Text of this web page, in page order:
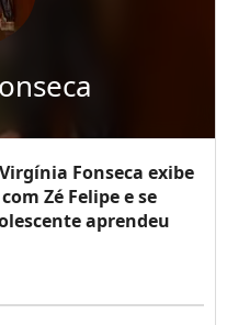
Fonseca exibe
Zé Felipe e se
aprendeu